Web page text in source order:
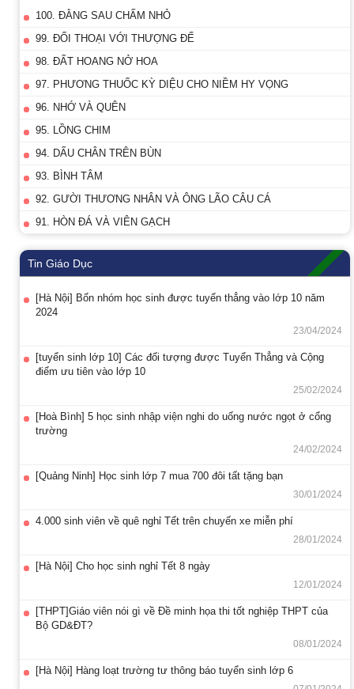
100. ĐẰNG SAU CHẤM NHỎ
99. ĐỐI THOẠI VỚI THƯỢNG ĐẾ
98. ĐẤT HOANG NỞ HOA
97. PHƯƠNG THUỐC KỲ DIỆU CHO NIỀM HY VỌNG
96. NHỚ VÀ QUÊN
95. LỒNG CHIM
94. DẤU CHÂN TRÊN BÙN
93. BÌNH TÂM
92. GƯỜI THƯƠNG NHÂN VÀ ÔNG LÃO CÂU CÁ
91. HÒN ĐÁ VÀ VIÊN GẠCH
Tin Giáo Dục
[Hà Nội] Bốn nhóm học sinh được tuyển thẳng vào lớp 10 năm
2024
23/04/2024
[tuyển sinh lớp 10] Các đối tượng được Tuyển Thẳng và Cộng
điểm ưu tiên vào lớp 10
25/02/2024
[Hoà Bình] 5 học sinh nhập viện nghi do uống nước ngọt ở cổng
trường
24/02/2024
[Quảng Ninh] Học sinh lớp 7 mua 700 đôi tất tặng bạn
30/01/2024
4.000 sinh viên về quê nghỉ Tết trên chuyến xe miễn phí
28/01/2024
[Hà Nội] Cho học sinh nghỉ Tết 8 ngày
12/01/2024
[THPT]Giáo viên nói gì về Đề minh họa thi tốt nghiệp THPT của
Bộ GD&ĐT?
08/01/2024
[Hà Nội] Hàng loạt trường tư thông báo tuyển sinh lớp 6